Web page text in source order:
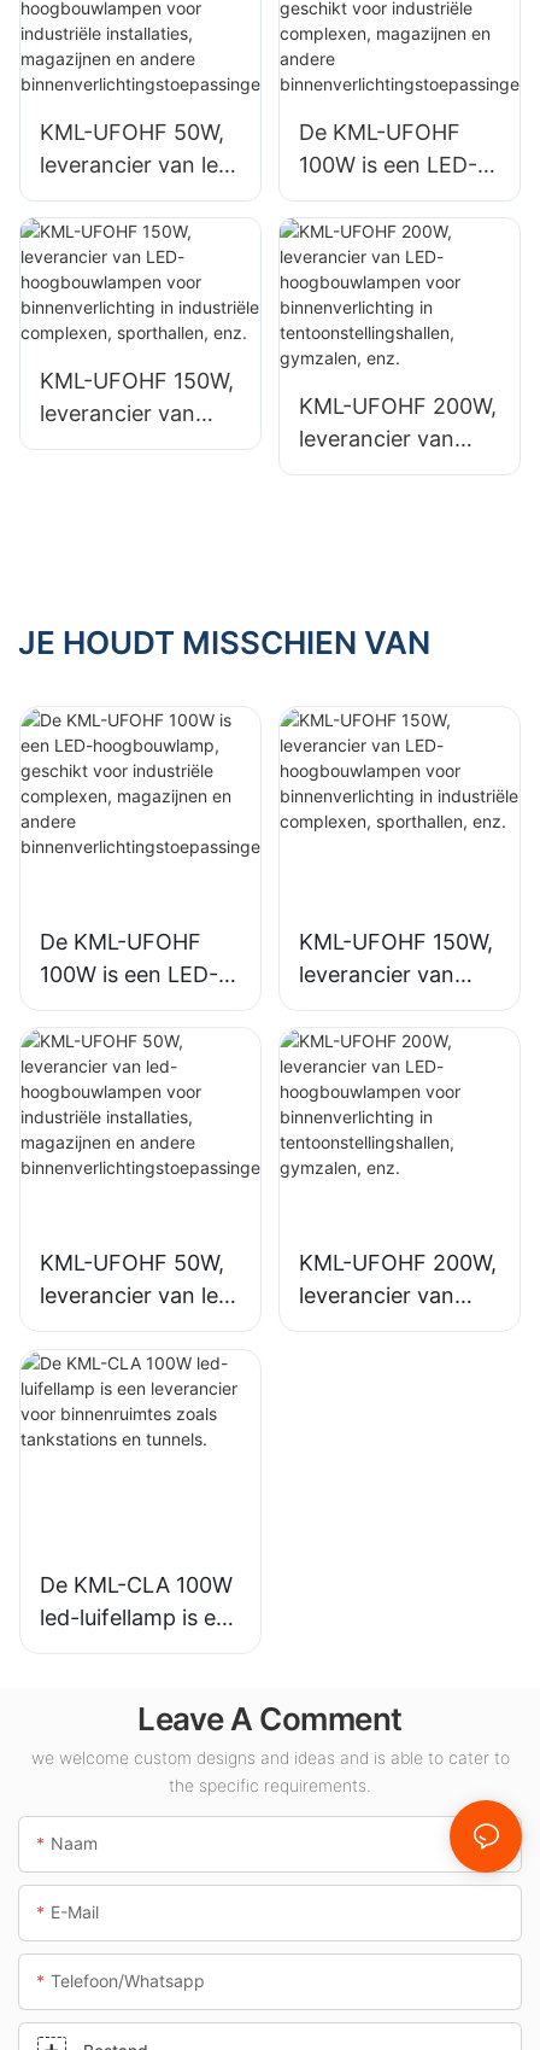
zoals industriële
fabrieksgebouwen
en magazijnen.
fabrieksgebouwen
en magazijnen.
KML-UFOHF 50W,
leverancier van led-
hoogbouwlampen
voor industriële
installaties,
magazijnen en
andere
oepassingen.
De KML-UFOHF
100W is een LED-
hoogbouwlamp,
geschikt voor
industriële
complexen,
magazijnen en
andere
binnenverlichtingst
oepassingen.
KML-UFOHF 150W,
leverancier van
LED-
sporthallen, enz.
KML-UFOHF 200W,
leverancier van
LED-
en, gymzalen, enz.
JE HOUDT MISSCHIEN VAN
De KML-UFOHF
100W is een LED-
hoogbouwlamp,
geschikt voor
industriële
complexen,
magazijnen en
andere
KML-UFOHF 150W,
leverancier van
LED-
hoogbouwlampen
voor
binnenverlichting in
industriële
complexen,
KML-UFOHF 50W,
leverancier van led-
hoogbouwlampen
voor industriële
installaties,
magazijnen en
KML-UFOHF 200W,
leverancier van
LED-
De KML-CLA 100W
led-luifellamp is een
leverancier voor
zoals tankstations
en tunnels.
Leave A Comment
we welcome custom designs and ideas and is able to cater to
the specific requirements.
Naam
E-Mail
Telefoon/whatsapp